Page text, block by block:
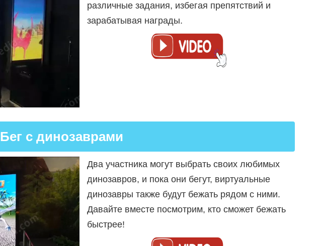
различные задания, избегая препятствий и
зарабатывая награды.
Бег с динозаврами
Два участника могут выбрать своих любимых
динозавров, и пока они бегут, виртуальные
динозавры также будут бежать рядом с ними.
Давайте вместе посмотрим, кто сможет бежать
быстрее!